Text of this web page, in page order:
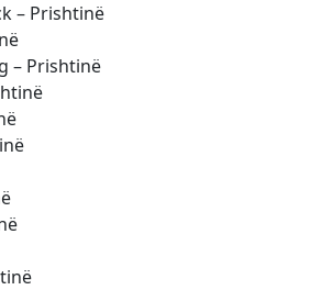
– Prishtinë
– Prishtinë